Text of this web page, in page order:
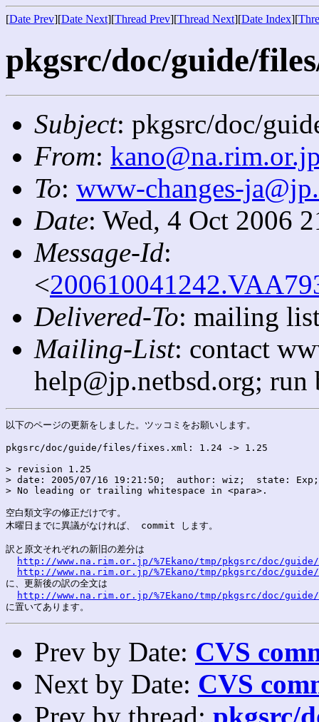
[Date Prev][Date Next][Thread Prev][Thread Next][Date Index][
pkgsrc/doc/guide/
Subject: pkgsrc/doc/
From:
To: www-changes-
Date: Wed, 4 Oct 2006
Message-Id:
<
Delivered-To: mailing
Mailing-List: contact
help@jp.netbsd.org;
以下のページの更新をしました。ツッコミをお願いします。
pkgsrc/doc/guide/files/fixes.xml: 1.24 -> 1.25
> revision 1.25
> date: 2005/07/16 19:21:50;  author: wiz;  state:
> No leading or trailing whitespace in <para>.
空白類文字の修正だけです。
木曜日までに異議がなければ、 commit します。
訳と原文それぞれの新旧の差分は
http://www.na.rim.or.jp/%7Ekano/tmp/pkgsrc/doc/
http://www.na.rim.or.jp/%7Ekano/tmp/pkgsrc/doc/
に、更新後の訳の全文は
http://www.na.rim.or.jp/%7Ekano/tmp/pkgsrc/doc/
Prev by Date: CVS
Next by Date: CVS
Prev by thread: pkgsrc/